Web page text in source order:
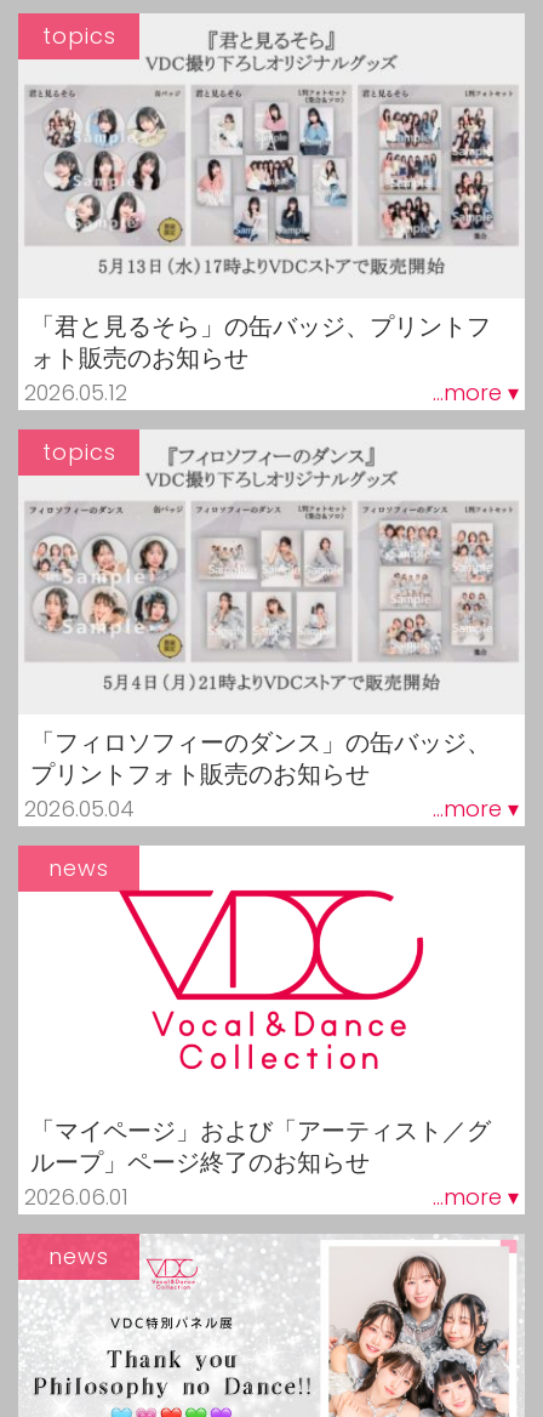
「君と見るそら」の缶バッジ、プリントフ
ォト販売のお知らせ
2026.05.12 ...more ▾
topics
「フィロソフィーのダンス」の缶バッジ、
プリントフォト販売のお知らせ
2026.05.04 ...more ▾
topics
「マイページ」および「アーティスト／グ
ループ」ページ終了のお知らせ
2026.06.01 ...more ▾
news
news